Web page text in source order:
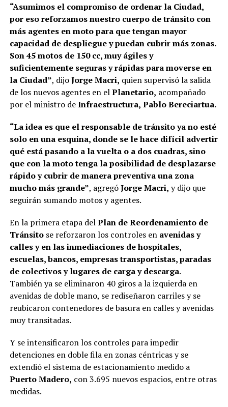
“Asumimos el compromiso de ordenar la Ciudad,
por eso reforzamos nuestro cuerpo de tránsito con
más agentes en moto para que tengan mayor
capacidad de despliegue y puedan cubrir más zonas.
Son 45 motos de 150 cc, muy ágiles y
suficientemente seguras y rápidas para moverse en
la Ciudad”, dijoJorge Macri, quien supervisó la salida
de los nuevos agentes en elPlanetario, acompañado
por el ministro deInfraestructura, Pablo Bereciartua.
“La idea es que el responsable de tránsito ya no esté
solo en una esquina, donde se le hace difícil advertir
qué está pasando a la vuelta o a dos cuadras, sino
que con la moto tenga la posibilidad de desplazarse
rápido y cubrir de manera preventiva una zona
mucho más grande”, agregóJorge Macri, y dijo que
seguirán sumando motos y agentes.
En la primera etapa delPlan de Reordenamiento de
Tránsitose reforzaron los controles en avenidas y
calles y en las inmediaciones de hospitales,
escuelas, bancos, empresas transportistas, paradas
de colectivos y lugares de carga y descarga.
También ya se eliminaron 40 giros a la izquierda en
avenidas de doble mano, se rediseñaron carriles y se
reubicaron contenedores de basura en calles y avenidas
muy transitadas.
Y se intensificaron los controles para impedir
detenciones en doble fila en zonas céntricas y se
extendió el sistema de estacionamiento medido a
Puerto Madero, con 3.695 nuevos espacios, entre otras
medidas.